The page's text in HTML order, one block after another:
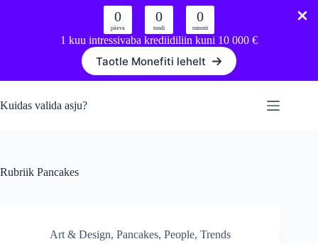
0
päeva
0
tundi
0
minutit
1 kuu intressivaba krediidiliin kuni 10 000 €
Taotle Monefiti lehelt
to
content
Kuidas valida asju?
Rubriik Pancakes
Art & Design, Pancakes, People, Trends